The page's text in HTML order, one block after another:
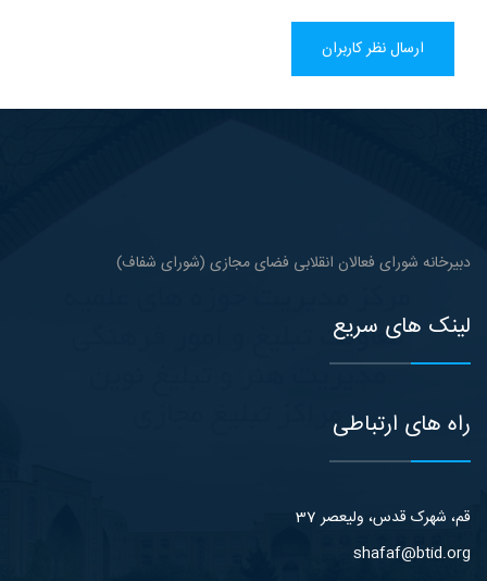
ارسال نظر کاربران
دبیرخانه شورای فعالان انقلابی فضای مجازی (شورای شفاف)
لینک های سریع
راه های ارتباطی
قم، شهرک قدس، ولیعصر 37
shafaf@btid.org